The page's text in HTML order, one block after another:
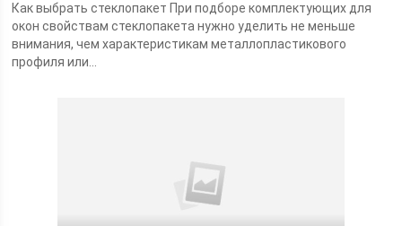
Как выбрать стеклопакет При подборе комплектующих для
окон свойствам стеклопакета нужно уделить не меньше
внимания, чем характеристикам металлопластикового
профиля или...